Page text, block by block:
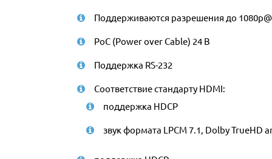
Поддерживаются разрешения до
PoC (Power over Cable) 24 В
Поддержка RS-232
Соответствие стандарту HDMI:
поддержка HDCP
звук формата LPCM 7.1, Dolby TrueHD